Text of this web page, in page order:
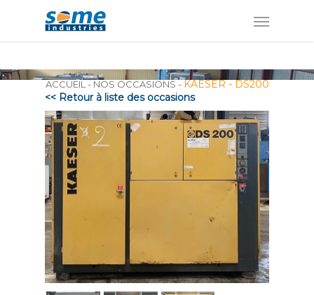
ACCUEIL - NOS OCCASIONS - KAESER - DS200
<< Retour à liste des occasions